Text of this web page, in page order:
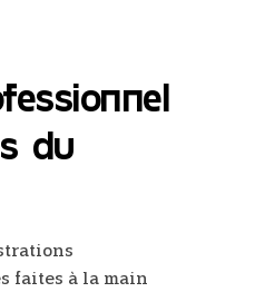
du
faites à la main